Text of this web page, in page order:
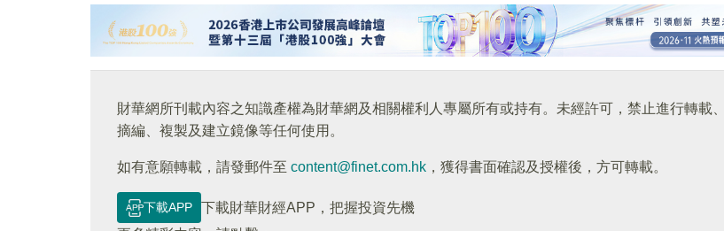
財華網所刊載內容之知識產權為財華網及相關權利人專屬所有或持有。未經許可，禁止進行轉載、
摘編、複製及建立鏡像等任何使用。
如有意願轉載，請發郵件至 content@finet.com.hk ，獲得書面確認及授權後，方可轉載。
下載APP
下載財華財經APP，把握投資先機